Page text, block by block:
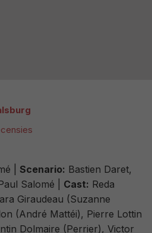
| Scenario: Bastien Daret,
Salomé | Cast: Reda
Giraudeau (Suzanne
(André Mattéi), Pierre Lottin
Dolmaire (Perrier), Victor